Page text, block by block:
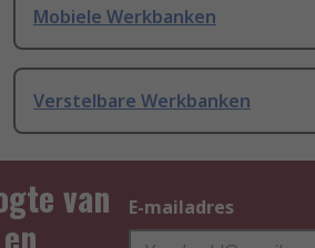
Mobiele Werkbanken
Verstelbare Werkbanken
van
E-mailadres